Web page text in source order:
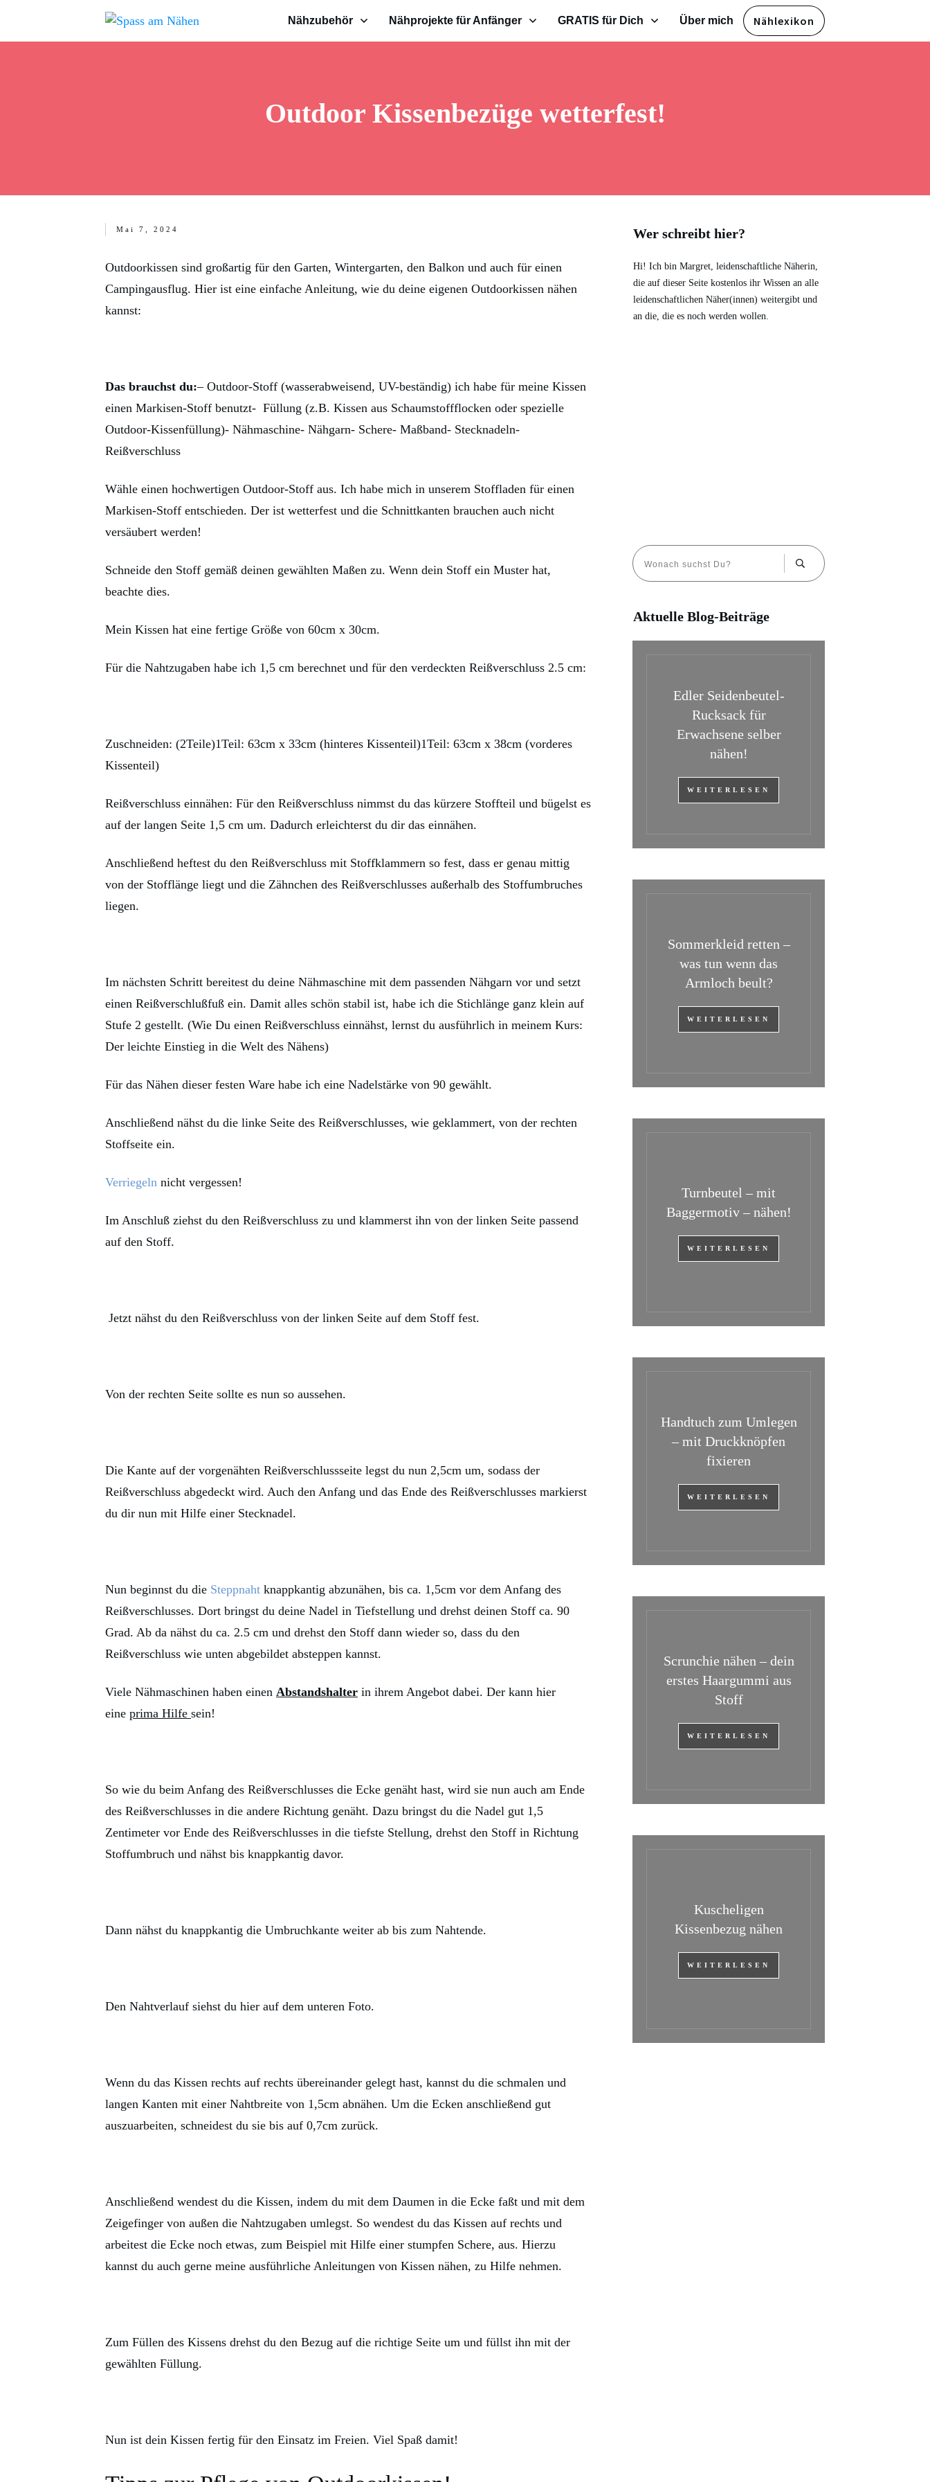
Nähzubehör Nähprojekte für Anfänger GRATIS für Dich Über mich Nählexikon
Outdoor Kissenbezüge wetterfest!
Mai 7, 2024
Outdoorkissen sind großartig für den Garten, Wintergarten, den Balkon und auch für einen
Campingausflug. Hier ist eine einfache Anleitung, wie du deine eigenen Outdoorkissen nähen
kannst:
Das brauchst du:– Outdoor-Stoff (wasserabweisend, UV-beständig) ich habe für meine Kissen
einen Markisen-Stoff benutzt- Füllung (z.B. Kissen aus Schaumstoffflocken oder spezielle
Outdoor-Kissenfüllung)- Nähmaschine- Nähgarn- Schere- Maßband- Stecknadeln-
Reißverschluss
Wähle einen hochwertigen Outdoor-Stoff aus. Ich habe mich in unserem Stoffladen für einen
Markisen-Stoff entschieden. Der ist wetterfest und die Schnittkanten brauchen auch nicht
versäubert werden!
Schneide den Stoff gemäß deinen gewählten Maßen zu. Wenn dein Stoff ein Muster hat,
beachte dies.
Mein Kissen hat eine fertige Größe von 60cm x 30cm.
Für die Nahtzugaben habe ich 1,5 cm berechnet und für den verdeckten Reißverschluss 2.5 cm:
Zuschneiden: (2Teile)1Teil: 63cm x 33cm (hinteres Kissenteil)1Teil: 63cm x 38cm (vorderes
Kissenteil)
Reißverschluss einnähen: Für den Reißverschluss nimmst du das kürzere Stoffteil und bügelst es
auf der langen Seite 1,5 cm um. Dadurch erleichterst du dir das einnähen.
Anschließend heftest du den Reißverschluss mit Stoffklammern so fest, dass er genau mittig
von der Stofflänge liegt und die Zähnchen des Reißverschlusses außerhalb des Stoffumbruches
liegen.
Im nächsten Schritt bereitest du deine Nähmaschine mit dem passenden Nähgarn vor und setzt
einen Reißverschlußfuß ein. Damit alles schön stabil ist, habe ich die Stichlänge ganz klein auf
Stufe 2 gestellt. (Wie Du einen Reißverschluss einnähst, lernst du ausführlich in meinem Kurs:
Der leichte Einstieg in die Welt des Nähens)
Für das Nähen dieser festen Ware habe ich eine Nadelstärke von 90 gewählt.
Anschließend nähst du die linke Seite des Reißverschlusses, wie geklammert, von der rechten
Stoffseite ein.
Verriegeln nicht vergessen!
Im Anschluß ziehst du den Reißverschluss zu und klammerst ihn von der linken Seite passend
auf den Stoff.
Jetzt nähst du den Reißverschluss von der linken Seite auf dem Stoff fest.
Von der rechten Seite sollte es nun so aussehen.
Die Kante auf der vorgenähten Reißverschlussseite legst du nun 2,5cm um, sodass der
Reißverschluss abgedeckt wird. Auch den Anfang und das Ende des Reißverschlusses markierst
du dir nun mit Hilfe einer Stecknadel.
Nun beginnst du die Steppnaht knappkantig abzunähen, bis ca. 1,5cm vor dem Anfang des
Reißverschlusses. Dort bringst du deine Nadel in Tiefstellung und drehst deinen Stoff ca. 90
Grad. Ab da nähst du ca. 2.5 cm und drehst den Stoff dann wieder so, dass du den
Reißverschluss wie unten abgebildet absteppen kannst.
Viele Nähmaschinen haben einen Abstandshalter in ihrem Angebot dabei. Der kann hier
eine prima Hilfe sein!
So wie du beim Anfang des Reißverschlusses die Ecke genäht hast, wird sie nun auch am Ende
des Reißverschlusses in die andere Richtung genäht. Dazu bringst du die Nadel gut 1,5
Zentimeter vor Ende des Reißverschlusses in die tiefste Stellung, drehst den Stoff in Richtung
Stoffumbruch und nähst bis knappkantig davor.
Dann nähst du knappkantig die Umbruchkante weiter ab bis zum Nahtende.
Den Nahtverlauf siehst du hier auf dem unteren Foto.
Wenn du das Kissen rechts auf rechts übereinander gelegt hast, kannst du die schmalen und
langen Kanten mit einer Nahtbreite von 1,5cm abnähen. Um die Ecken anschließend gut
auszuarbeiten, schneidest du sie bis auf 0,7cm zurück.
Anschließend wendest du die Kissen, indem du mit dem Daumen in die Ecke faßt und mit dem
Zeigefinger von außen die Nahtzugaben umlegst. So wendest du das Kissen auf rechts und
arbeitest die Ecke noch etwas, zum Beispiel mit Hilfe einer stumpfen Schere, aus. Hierzu
kannst du auch gerne meine ausführliche Anleitungen von Kissen nähen, zu Hilfe nehmen.
Zum Füllen des Kissens drehst du den Bezug auf die richtige Seite um und füllst ihn mit der
gewählten Füllung.
Nun ist dein Kissen fertig für den Einsatz im Freien. Viel Spaß damit!
Wer schreibt hier?
Hi! Ich bin Margret, leidenschaftliche Näherin,
die auf dieser Seite kostenlos ihr Wissen an alle
leidenschaftlichen Näher(innen) weitergibt und
an die, die es noch werden wollen.
Aktuelle Blog-Beiträge
Edler Seidenbeutel-
Rucksack für
Erwachsene selber
nähen!
WEITERLESEN
Sommerkleid retten –
was tun wenn das
Armloch beult?
WEITERLESEN
Turnbeutel – mit
Baggermotiv – nähen!
WEITERLESEN
Handtuch zum Umlegen
– mit Druckknöpfen
fixieren
WEITERLESEN
Scrunchie nähen – dein
erstes Haargummi aus
Stoff
WEITERLESEN
Kuscheligen
Kissenbezug nähen
WEITERLESEN